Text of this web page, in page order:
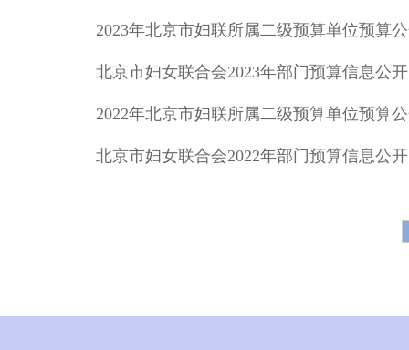
2023年北京市妇联所属二级预算单位预算
北京市妇女联合会2023年部门预算信息公开
2022年北京市妇联所属二级预算单位预算
北京市妇女联合会2022年部门预算信息公开